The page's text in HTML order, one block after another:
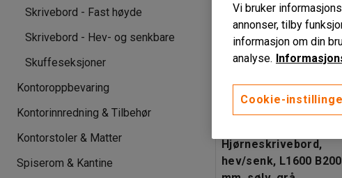
Finnes i flere varianter
Hjørneskrivebord,
hev/senk, L1600
Skrivebord - Fast høyde
Skrivebord - Hev- og senkbare
Skuffeseksjoner
Kontoroppbevaring
Kontorinnredning & Tilbehør
Kontorstoler & Matter
Spiserom & Kantine
Vi bruker
annonser, tilby
informasjon om din
analyse.
Cookie-